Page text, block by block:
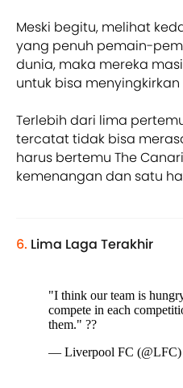
Meski begitu, melihat
yang penuh pemain-
dunia, maka mereka
untuk bisa menyingkirkan
Terlebih dari lima
tercatat tidak bisa
harus bertemu The
kemenangan dan satu
6. Lima Laga Terakhir
"I think our team is
compete in each
them." ??
— Liverpool FC (@LFC)